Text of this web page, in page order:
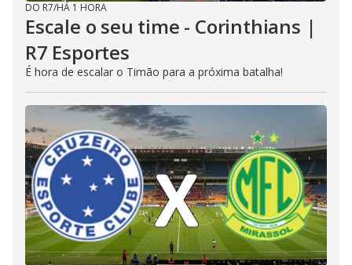
DO R7/HÁ 1 HORA
Escale o seu time - Corinthians |
R7 Esportes
É hora de escalar o Timão para a próxima batalha!